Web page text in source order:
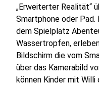
„Erweiterter Realität“
Smartphone oder Pad.
dem Spielplatz
Wassertropfen,
Bildschirm die vom
über das Kamerabild
können Kinder mit